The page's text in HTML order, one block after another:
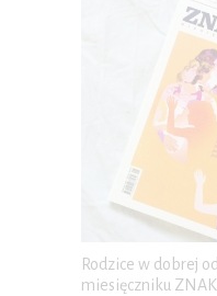
Rodzice w dobrej
miesięczniku